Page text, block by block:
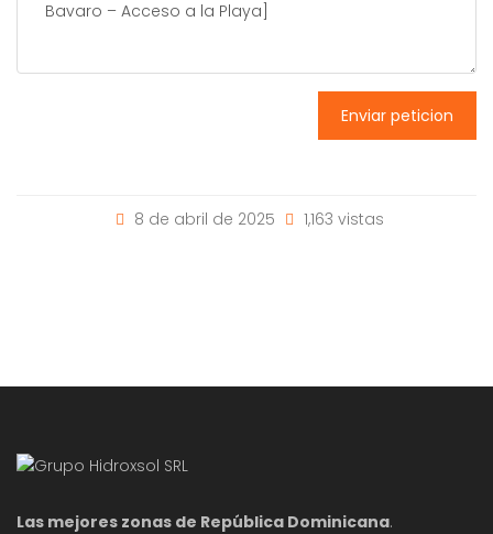
Enviar peticion
8 de abril de 2025 1,163 vistas
Las mejores zonas de República Dominicana.